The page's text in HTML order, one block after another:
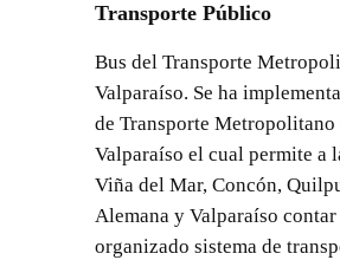
Transporte Público
Bus del Transporte
Valparaíso. Se ha
de Transporte Metropolitano
Valparaíso el cual permite a
Viña del Mar, Concón,
Alemana y Valparaíso
organizado sistema de